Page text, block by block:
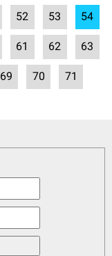
52 53
54
61 62
63
69 70 71